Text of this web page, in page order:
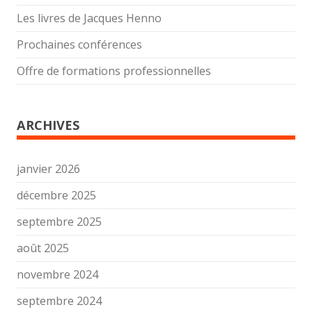
Les livres de Jacques Henno
Prochaines conférences
Offre de formations professionnelles
ARCHIVES
janvier 2026
décembre 2025
septembre 2025
août 2025
novembre 2024
septembre 2024